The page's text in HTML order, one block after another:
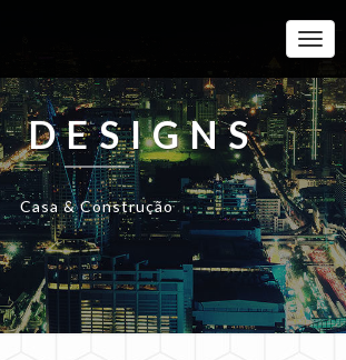
DESIGNS
Casa & Construção